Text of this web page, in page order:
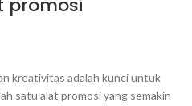
promosi
kreativitas adalah kunci untuk
satu alat promosi yang semakin